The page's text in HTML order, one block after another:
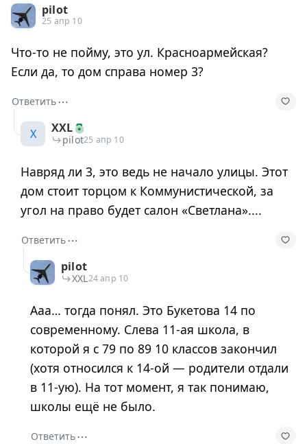
pilot
25 апр 10
Что-то не пойму, это ул. Красноармейская?
Если да, то дом справа номер 3?
Ответить⋯
X XXL
pilot25 апр 10
Навряд ли 3, это ведь не начало улицы. Этот
дом стоит торцом к Коммунистической, за
угол на право будет салон «Светлана»....
Ответить⋯
pilot
XXL24 апр 10
Ааа… тогда понял. Это Букетова 14 по
современному. Слева 11-ая школа, в
которой я с 79 по 89 10 классов закончил
(хотя относился к 14-ой — родители отдали
в 11-ую). На тот момент, я так понимаю,
школы ещё не было.
Ответить⋯